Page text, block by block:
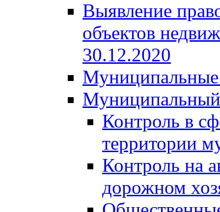
Выявление
объектов
30.12.2020
Муниципальные
Муниципальный
Контроль в
территории
Контроль на
дорожном